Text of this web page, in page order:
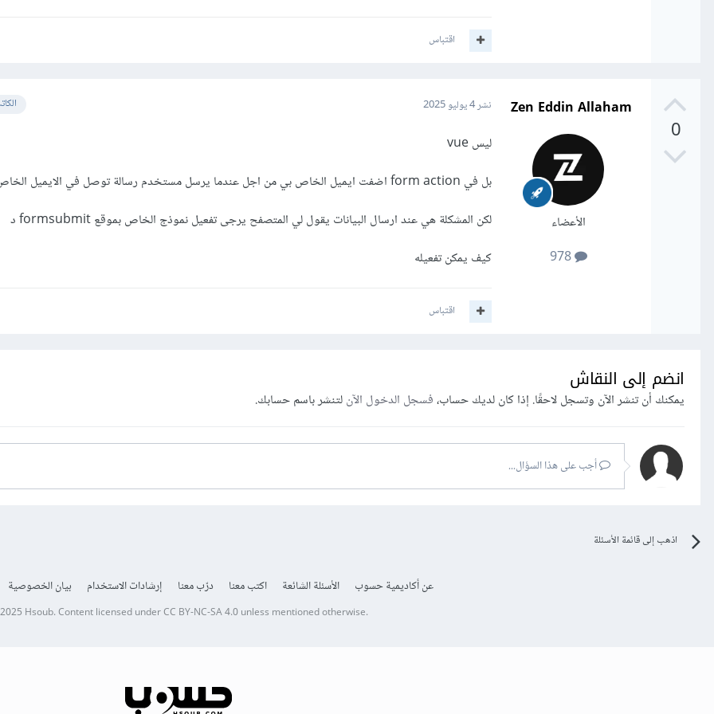
اقتباس
0
Zen Eddin Allaham
الأعضاء
978
نشر4 يوليو 2025
ليس vue
بل في form action اضفت ايميل الخاص بي من اجل عندما يرسل مستخدم رسالة توصل في الايميل الخاص بي
لكن المشكلة هي عند ارسال البيانات يقول لي المتصفح يرجى تفعيل نموذج الخاص بموقع formsubmit د
كيف يمكن تفعيله
اقتباس
انضم إلى النقاش
يمكنك أن تنشر الآن وتسجل لاحقًا. إذا كان لديك حساب،فسجل الدخول الآنلتنشر باسم حسابك.
أجب على هذا السؤال...
اذهب إلى قائمة الأسئلة
عن أكاديمية حسوب الأسئلة الشائعة اكتب معنا درّب معنا إرشادات الاستخدام بيان الخصوصية
Hsoub.Content licensed underCC BY-NC-SA 4.0unless mentioned otherwise.